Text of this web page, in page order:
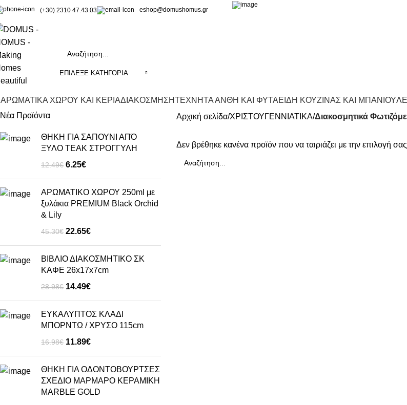
(+30) 2310 47.43.03 eshop@domushomus.gr
ΕΠΊΛΕΞΕ ΚΑΤΗΓΟΡΊΑ
ΑΡΩΜΑΤΙΚΑ ΧΩΡΟΥ ΚΑΙ ΚΕΡΙΑΔΙΑΚΟΣΜΗΣΗΤΕΧΝΗΤΑ ΑΝΘΗ ΚΑΙ ΦΥΤΑΕΙΔΗ ΚΟΥΖΙΝΑΣ ΚΑΙ ΜΠΑΝΙΟΥ
Νέα Προϊόντα
ΘΗΚΗ ΓΙΑ ΣΑΠΟΥΝΙ ΑΠΌ
ΞΥΛΟ ΤΕΑΚ ΣΤΡΟΓΓΥΛΗ
12.49€ 6.25€
ΑΡΩΜΑΤΙΚΟ ΧΩΡΟΥ 250ml με
ξυλάκια PREMIUM Black Orchid
& Lily
45.30€ 22.65€
ΒΙΒΛΙΟ ΔΙΑΚΟΣΜΗΤΙΚΟ ΣΚ
ΚΑΦΕ 26x17x7cm
28.98€ 14.49€
ΕΥΚΑΛΥΠΤΟΣ ΚΛΑΔΙ
ΜΠΟΡΝΤΩ / ΧΡΥΣΟ 115cm
16.98€ 11.89€
ΘΗΚΗ ΓΙΑ ΟΔΟΝΤΟΒΟΥΡΤΣΕΣ
ΣΧΕΔΙΟ ΜΑΡΜΑΡΟ ΚΕΡΑΜΙΚΗ
ΜΑRΒLΕ GΟLD
Αρχική σελίδα ΧΡΙΣΤΟΥΓΕΝΝΙΑΤΙΚΑ Διακοσμητικά
Δεν βρέθηκε κανένα προϊόν που να ταιριάζει με την επιλογή